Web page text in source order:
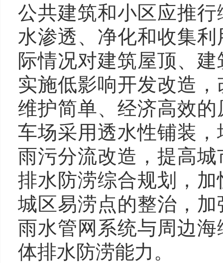
公共建筑和小区应推
水渗透、净化和收集
际情况对建筑屋顶、
实施低影响开发改造
维护简单、经济高效
车场采用透水性铺装
雨污分流改造，提高
排水防涝综合规划，
城区易涝点的整治，
雨水管网系统与周边
体排水防涝能力。